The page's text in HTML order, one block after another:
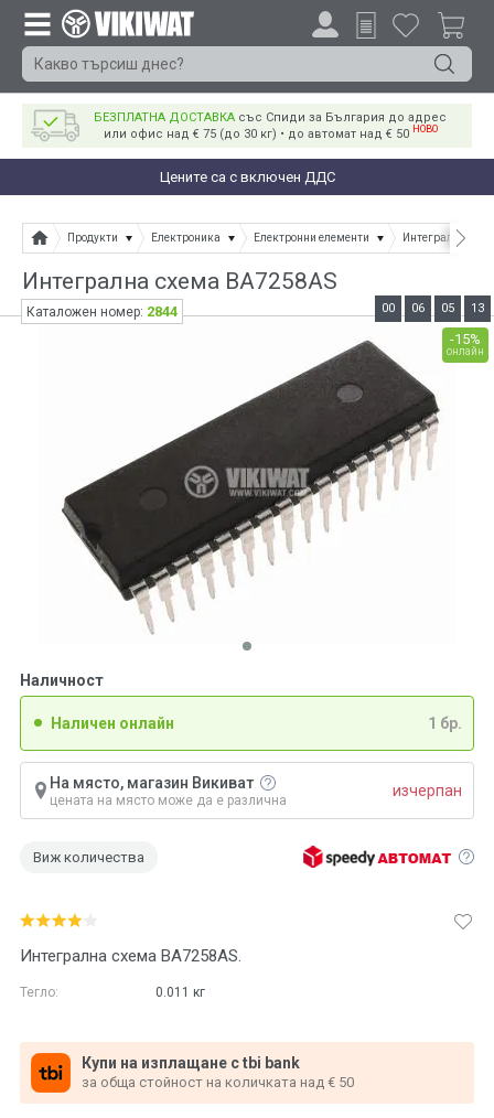
БЕЗПЛАТНА ДОСТАВКА със Спиди за България до адрес
или офис над € 75 (до 30 кг) • до автомат над € 50 НОВО
Цените са с включен ДДС
Продукти Електроника Електронни елементи Интегрални
Интегрална схема BA7258AS
Интегрална схема BA7258AS.
Тегло: 0.011 кг
Купи на изплащане с tbi bank
за обща стойност на количката над € 50
Наличност
Наличен онлайн 1 бр.
На място, магазин Викиват
цената на място може да е различна
изчерпан
Виж количества
-15%
онлайн
00 06 05 13
Каталожен номер: 2844